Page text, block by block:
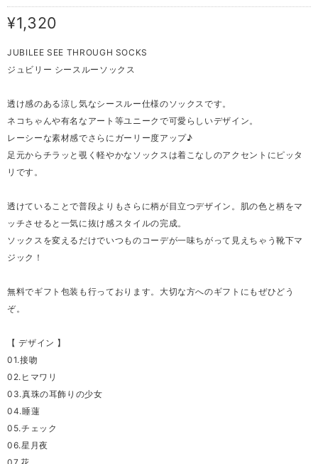
¥1,320
JUBILEE SEE THROUGH SOCKS
ジュビリー シースルーソックス
透け感のある涼し気なシースルー仕様のソックスです。
ネコちゃんや有名なアート等ユニークで可愛らしいデザイン。
レーシーな素材感でさらにガーリー度アップ♪
足元からチラッと覗く軽やかなソックスは着こなしのアクセントにピッタ
リです。
透けていることで普段よりもさらに柄が目立つデザイン。肌の色と柄をマ
ッチさせると一気に抜け感スタイルの完成。
ソックスを変えるだけでいつものコーデが一味ちがって見えちゃう靴下マ
ジック！
無料でギフト包装も行っております。大切な方へのギフトにもぜひどう
ぞ。
【 デザイン 】
01.接吻
02.ヒマワリ
03.真珠の耳飾りの少女
04.睡蓮
05.チェック
06.星月夜